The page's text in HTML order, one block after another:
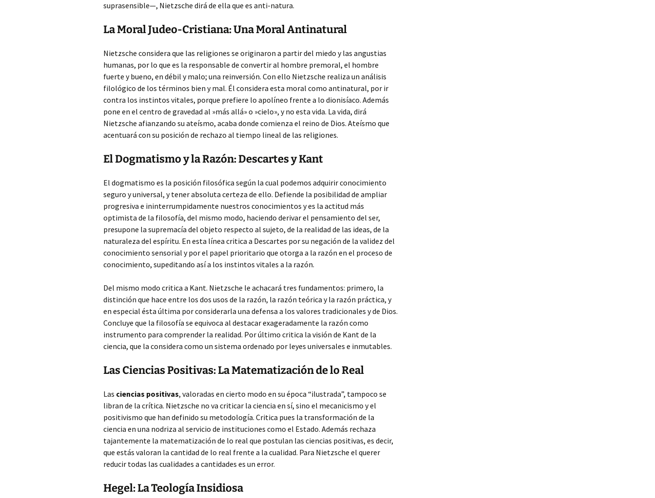
suprasensible—, Nietzsche dirá de ella que es anti-natura.
La Moral Judeo-Cristiana: Una Moral Antinatural
Nietzsche considera que las religiones se originaron a partir del miedo y las angustias
humanas, por lo que es la responsable de convertir al hombre premoral, el hombre
fuerte y bueno, en débil y malo; una reinversión. Con ello Nietzsche realiza un análisis
filológico de los términos bien y mal. Él considera esta moral como antinatural, por ir
contra los instintos vitales, porque prefiere lo apolíneo frente a lo dionisíaco. Además
pone en el centro de gravedad al »más allá» o »cielo», y no esta vida. La vida, dirá
Nietzsche afianzando su ateísmo, acaba donde comienza el reino de Dios. Ateísmo que
acentuará con su posición de rechazo al tiempo lineal de las religiones.
El Dogmatismo y la Razón: Descartes y Kant
El dogmatismo es la posición filosófica según la cual podemos adquirir conocimiento
seguro y universal, y tener absoluta certeza de ello. Defiende la posibilidad de ampliar
progresiva e ininterrumpidamente nuestros conocimientos y es la actitud más
optimista de la filosofía, del mismo modo, haciendo derivar el pensamiento del ser,
presupone la supremacía del objeto respecto al sujeto, de la realidad de las ideas, de la
naturaleza del espíritu. En esta línea critica a Descartes por su negación de la validez del
conocimiento sensorial y por el papel prioritario que otorga a la razón en el proceso de
conocimiento, supeditando así a los instintos vitales a la razón.
Del mismo modo critica a Kant. Nietzsche le achacará tres fundamentos: primero, la
distinción que hace entre los dos usos de la razón, la razón teórica y la razón práctica, y
en especial ésta última por considerarla una defensa a los valores tradicionales y de Dios.
Concluye que la filosofía se equivoca al destacar exageradamente la razón como
instrumento para comprender la realidad. Por último critica la visión de Kant de la
ciencia, que la considera como un sistema ordenado por leyes universales e inmutables.
Las Ciencias Positivas: La Matematización de lo Real
Las ciencias positivas, valoradas en cierto modo en su época “ilustrada”, tampoco se
libran de la crítica. Nietzsche no va criticar la ciencia en sí, sino el mecanicismo y el
positivismo que han definido su metodología. Critica pues la transformación de la
ciencia en una nodriza al servicio de instituciones como el Estado. Además rechaza
tajantemente la matematización de lo real que postulan las ciencias positivas, es decir,
que estás valoran la cantidad de lo real frente a la cualidad. Para Nietzsche el querer
reducir todas las cualidades a cantidades es un error.
Hegel: La Teología Insidiosa